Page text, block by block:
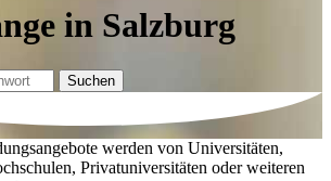
in Salzburg
Suchen
werden von Universitäten,
Privatuniversitäten oder weiteren